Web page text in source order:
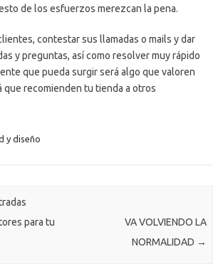
de los esfuerzos merezcan la pena.
contestar sus llamadas o mails y dar
y preguntas, así como resolver muy rápido
que pueda surgir será algo que valoren
que recomienden tu tienda a otros
y diseño
para tu
VA VOLVIENDO LA
NORMALIDAD →